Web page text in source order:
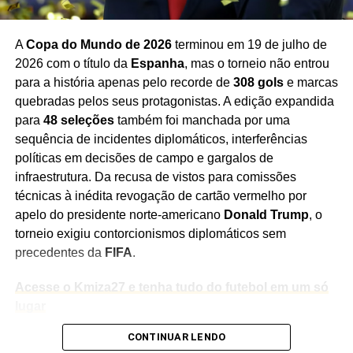
Cidade Estádio Capacidade Jogos
Destaque
Nova
York/Nova
Jersey
MetLife
Stadium
82.500 8
Palco da final
da estreia do
Brasil
Dallas
AT&T
Stadium
80.000 9
Recordista
número de
jogos
Kansas
City
Arrowhead
Stadium
76.416 6
estádio do
mundo
Houston
NRG
Stadium
72.220 7
Possui teto
Mercedes-
Stadium
Design
SoFi
70.240 8
Estádio mais
ACopa do Mundo de 2026terminou em 19 de julho de
2026 com o título da Espanha, mas o torneio não entrou
para a história apenas pelo recorde de 308 golse marcas
quebradas pelos seus protagonistas. A edição expandida
para 48 seleçõestambém foi manchada por uma
sequência de incidentes diplomáticos, interferências
políticas em decisões de campo e gargalos de
infraestrutura. Da recusa de vistos para comissões
técnicas à inédita revogação de cartão vermelho por
apelo do presidente norte-americano Donald Trump, o
torneio exigiu contorcionismos diplomáticos sem
precedentes da FIFA.
Acesse o Kmiza27 e tenha tudo do futebol em um só
Recordes, Gols e Espanha Campeã: o Balanço Final
CONTINUAR LENDO